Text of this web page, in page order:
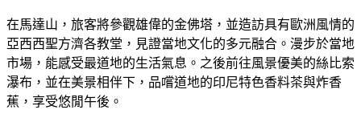
在馬達山，旅客將參觀雄偉的金佛塔，並造訪具有歐洲風情的
亞西西聖方濟各教堂，見證當地文化的多元融合。漫步於當地
市場，能感受最道地的生活氣息。之後前往風景優美的絲比索
瀑布，並在美景相伴下，品嚐道地的印尼特色香料茶與炸香
蕉，享受悠閒午後。